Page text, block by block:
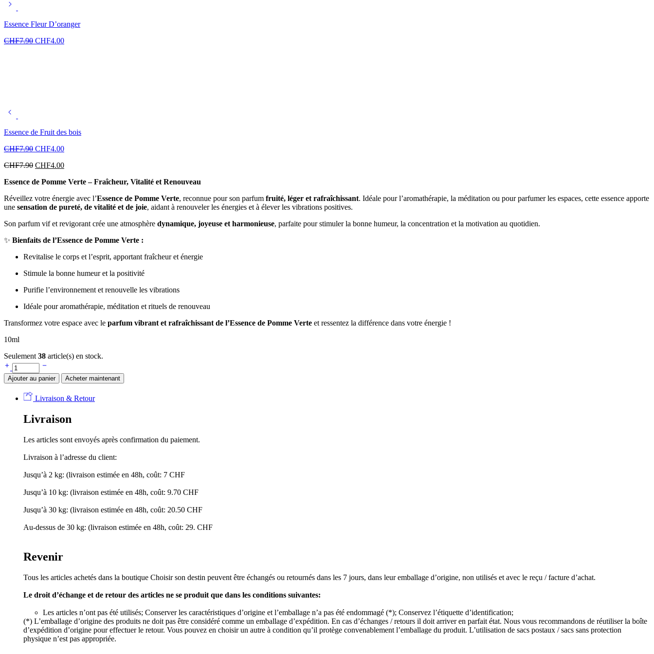
Essence Fleur D’oranger
CHF7.90 CHF4.00
Essence de Fruit des bois
CHF7.90 CHF4.00
CHF7.90 CHF4.00
Essence de Pomme Verte – Fraîcheur, Vitalité et Renouveau
Réveillez votre énergie avec l’Essence de Pomme Verte, reconnue pour son parfum fruité, léger et rafraîchissant. Idéale pour l’aromathérapie, la méditation ou pour parfumer les espaces, cette essence apporte
une sensation de pureté, de vitalité et de joie, aidant à renouveler les énergies et à élever les vibrations positives.
Son parfum vif et revigorant crée une atmosphère dynamique, joyeuse et harmonieuse, parfaite pour stimuler la bonne humeur, la concentration et la motivation au quotidien.
✨ Bienfaits de l’Essence de Pomme Verte :
Revitalise le corps et l’esprit, apportant fraîcheur et énergie
Stimule la bonne humeur et la positivité
Purifie l’environnement et renouvelle les vibrations
Idéale pour aromathérapie, méditation et rituels de renouveau
Transformez votre espace avec le parfum vibrant et rafraîchissant de l’Essence de Pomme Verte et ressentez la différence dans votre énergie !
10ml
Seulement 38 article(s) en stock.
Ajouter au panier Acheter maintenant
Livraison & Retour
Livraison
Les articles sont envoyés après confirmation du paiement.
Livraison à l’adresse du client:
Jusqu’à 2 kg: (livraison estimée en 48h, coût: 7 CHF
Jusqu’à 10 kg: (livraison estimée en 48h, coût: 9.70 CHF
Jusqu’à 30 kg: (livraison estimée en 48h, coût: 20.50 CHF
Au-dessus de 30 kg: (livraison estimée en 48h, coût: 29. CHF
Revenir
Tous les articles achetés dans la boutique Choisir son destin peuvent être échangés ou retournés dans les 7 jours, dans leur emballage d’origine, non utilisés et avec le reçu / facture d’achat.
Le droit d’échange et de retour des articles ne se produit que dans les conditions suivantes:
Les articles n’ont pas été utilisés; Conserver les caractéristiques d’origine et l’emballage n’a pas été endommagé (*); Conservez l’étiquette d’identification;
(*) L’emballage d’origine des produits ne doit pas être considéré comme un emballage d’expédition. En cas d’échanges / retours il doit arriver en parfait état. Nous vous recommandons de réutiliser la boîte
d’expédition d’origine pour effectuer le retour. Vous pouvez en choisir un autre à condition qu’il protège convenablement l’emballage du produit. L’utilisation de sacs postaux / sacs sans protection
physique n’est pas appropriée.